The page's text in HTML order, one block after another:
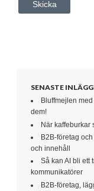
SENASTE
Bluffmejlen
dem!
När kaffeburkar
B2B-företag
och innehåll
Så kan AI bli ett
kommunikatörer
B2B-företag,